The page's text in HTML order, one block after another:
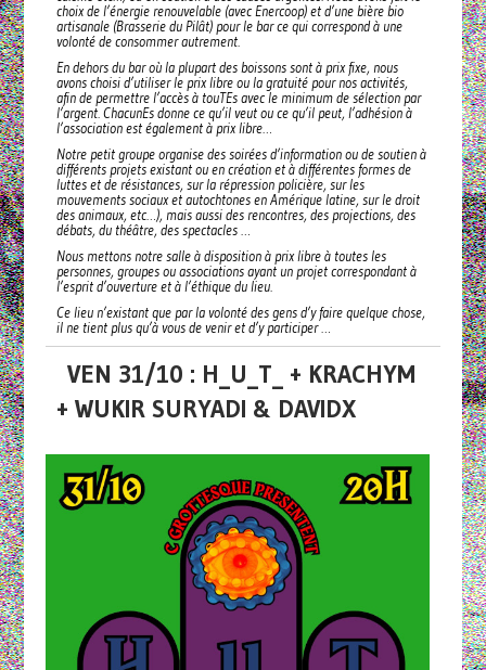
choix de l’énergie renouvelable (avec Enercoop) et d’une bière bio
artisanale (Brasserie du Pilât) pour le bar ce qui correspond à une
volonté de consommer autrement.
En dehors du bar où la plupart des boissons sont à prix fixe, nous
avons choisi d’utiliser le prix libre ou la gratuité pour nos activités,
afin de permettre l’accès à touTEs avec le minimum de sélection par
l’argent. ChacunEs donne ce qu’il veut ou ce qu’il peut, l’adhésion à
l’association est également à prix libre…
Notre petit groupe organise des soirées d’information ou de soutien à
différents projets existant ou en création et à différentes formes de
luttes et de résistances, sur la répression policière, sur les
mouvements sociaux et autochtones en Amérique latine, sur le droit
des animaux, etc…), mais aussi des rencontres, des projections, des
débats, du théâtre, des spectacles …
Nous mettons notre salle à disposition à prix libre à toutes les
personnes, groupes ou associations ayant un projet correspondant à
l’esprit d’ouverture et à l’éthique du lieu.
Ce lieu n’existant que par la volonté des gens d’y faire quelque chose,
il ne tient plus qu’à vous de venir et d’y participer …
VEN 31/10 : H_U_T_ + KRACHYM
+ WUKIR SURYADI & DAVIDX